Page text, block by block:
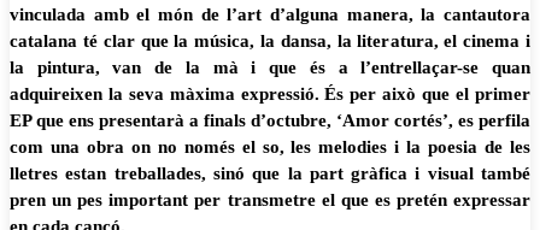
vinculada amb el món de l’art d’alguna manera, la cantautora
catalana té clar que la música, la dansa, la literatura, el cinema i
la pintura, van de la mà i que és a l’entrellaçar-se quan
adquireixen la seva màxima expressió. És per això que el primer
EPque ens presentarà a finals d’octubre, ‘Amor cortés’, es perfila
com una obra on no només el so, les melodies i la poesia de les
lletres estan treballades, sinó que la part gràfica i visual també
pren un pes important per transmetre el que es pretén expressar